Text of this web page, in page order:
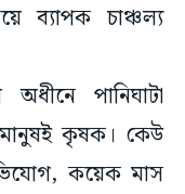
ব্যাপক চাঞ্চল্য
পানিঘাটা
কৃষক। কেউ
কয়েক মাস